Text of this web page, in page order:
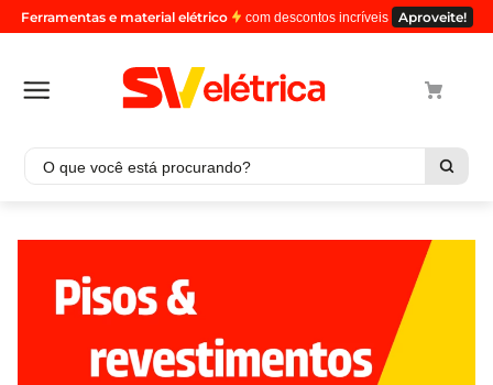
Ferramentas e material elétrico com descontos incríveis Aproveite!
O que você está procurando?
º luminaria
cabo pp